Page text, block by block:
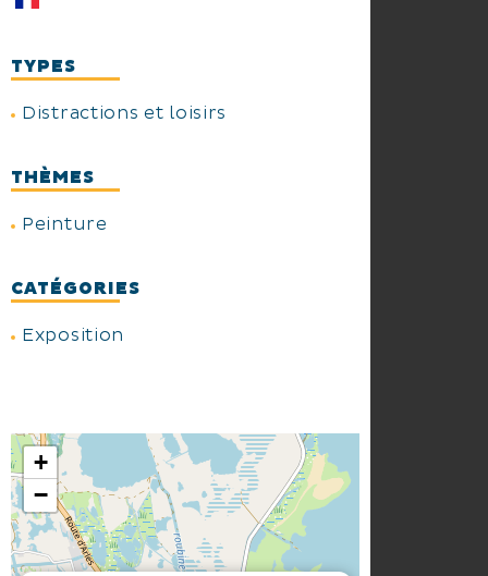
TYPES
Distractions et loisirs
THÈMES
Peinture
CATÉGORIES
Exposition
+
−